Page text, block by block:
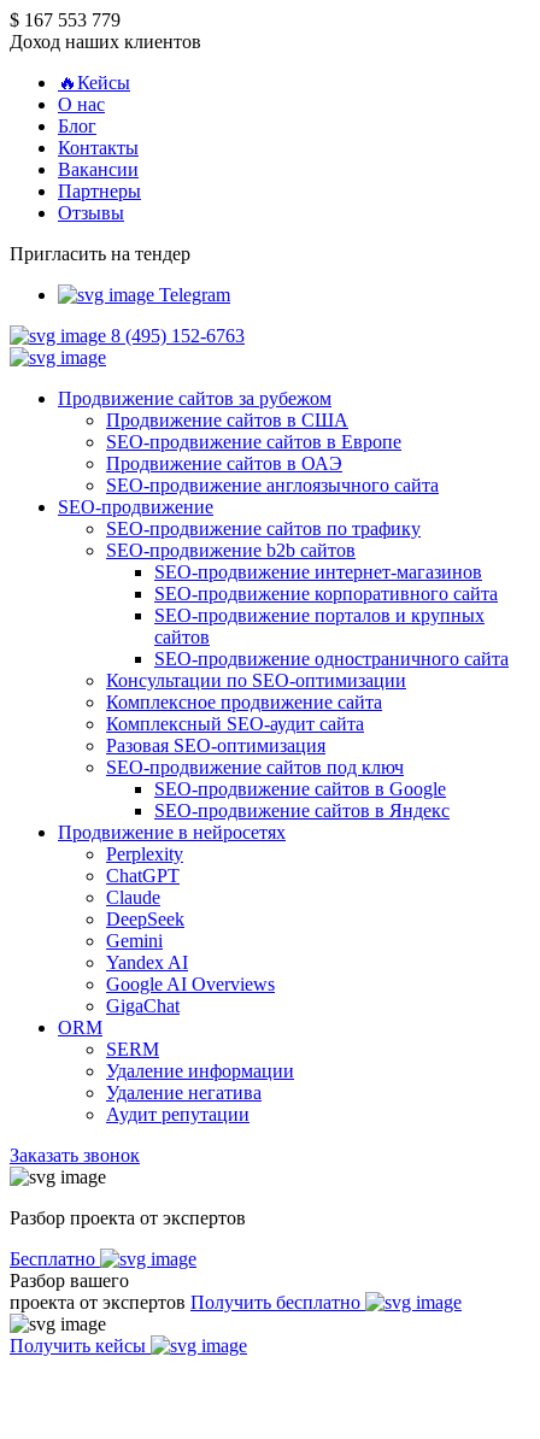
$ 167 553 779
Доход наших клиентов
🔥Кейсы
О нас
Блог
Контакты
Вакансии
Партнеры
Отзывы
Пригласить на тендер
Telegram
8 (495) 152-6763
Продвижение сайтов за рубежом
Продвижение сайтов в США
SEO-продвижение сайтов в Европе
Продвижение сайтов в ОАЭ
SEO-продвижение англоязычного сайта
SEO-продвижение
SEO-продвижение сайтов по трафику
SEO-продвижение b2b сайтов
SEO-продвижение интернет-магазинов
SEO-продвижение корпоративного сайта
SEO-продвижение порталов и крупных
сайтов
SEO-продвижение одностраничного сайта
Консультации по SEO-оптимизации
Комплексное продвижение сайта
Комплексный SEO-аудит сайта
Разовая SEO-оптимизация
SEO-продвижение сайтов под ключ
SEO-продвижение сайтов в Google
SEO-продвижение сайтов в Яндекс
Продвижение в нейросетях
Perplexity
ChatGPT
Claude
DeepSeek
Gemini
Yandex AI
Google AI Overviews
GigaChat
ORM
SERM
Удаление информации
Удаление негатива
Аудит репутации
Заказать звонок
Разбор проекта от экспертов
Бесплатно
Разбор вашего
проекта от экспертов Получить бесплатно
Получить кейсы